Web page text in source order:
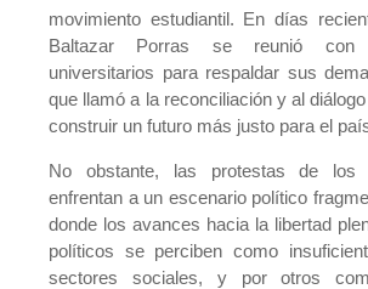
movimiento estudiantil. En días
Baltazar Porras se reunió con
universitarios para respaldar sus
que llamó a la reconciliación y al
construir un futuro más justo para el
No obstante, las protestas de los
enfrentan a un escenario político
donde los avances hacia la libertad
políticos se perciben como
sectores sociales, y por otros